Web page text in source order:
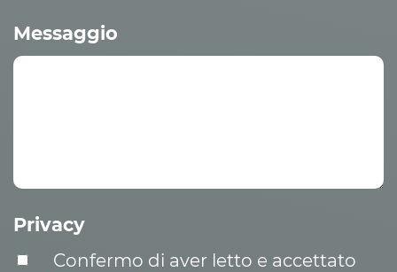
Messaggio
Privacy
Confermo di aver letto e accettato